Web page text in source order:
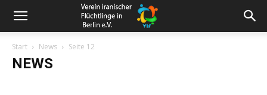
Start News Seite 12
NEWS